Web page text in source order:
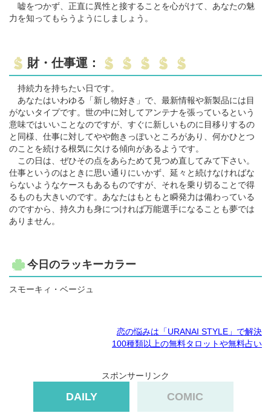
嘘をつかず、正直に異性と接することを心がけて、あなたの魅
力を知ってもらうようにしましょう。
財・仕事運：
持続力を持ちたい日です。
あなたはいわゆる「新し物好き」で、最新情報や新製品には目
がないタイプです。世の中に対してアンテナを張っているという
意味ではいいことなのですが、すぐに新しいものに目移りするの
と同様、仕事に対してやや飽きっぽいところがあり、何かひとつ
のことを続ける根気に欠ける傾向があるようです。
この日は、ぜひその点をあらためて見つめ直してみて下さい。
仕事というのはときに思い通りにいかず、延々と続けなければな
らないようなケースもあるものですが、それを乗り切ることで得
るものも大きいのです。あなたはもともと瞬発力は備わっている
のですから、持久力も身につければ万能選手になることも夢では
ありません。
今日のラッキーカラー
スモーキィ・ベージュ
恋の悩みは「URANAI STYLE」で解決
100種類以上の無料タロットや無料占い
スポンサーリンク
DAILY COMIC